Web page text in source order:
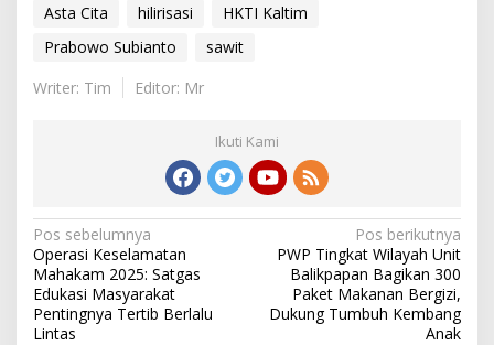
Asta Cita hilirisasi
HKTI Kaltim
Prabowo Subianto
sawit
Writer: Tim
Editor: Mr
Ikuti Kami
Navigasi
pos
Pos sebelumnya
Operasi Keselamatan
Mahakam 2025: Satgas
Edukasi Masyarakat
Pentingnya Tertib Berlalu
Lintas
Pos berikutnya
PWP Tingkat Wilayah Unit
Balikpapan Bagikan 300
Paket Makanan Bergizi,
Dukung Tumbuh Kembang
Anak